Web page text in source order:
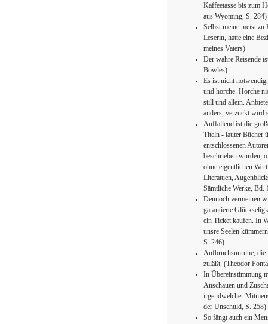
Kaffeetasse bis zum
aus Wyoming, S. 284)
Selbst meine meist zu
Leserin, hatte eine
meines Vaters)
Der wahre Reisende
Bowles)
Es ist nicht
und horche. Horche
still und allein.
anders, verzückt wird
Auffallend ist die
Titeln - lauter Bücher
entschlossenen
beschrieben wurden,
ohne eigentlichen
Literatuen,
Sämtliche Werke, Bd.
Dennoch vermeinen
garantierte
ein Ticket kaufen. In
unsre Seelen
S. 246)
Aufbruchsunruhe, die
zuläßt. (Theodor
In Übereinstimmung
Anschauen und
irgendwelcher
der Unschuld, S. 258)
So fängt auch ein